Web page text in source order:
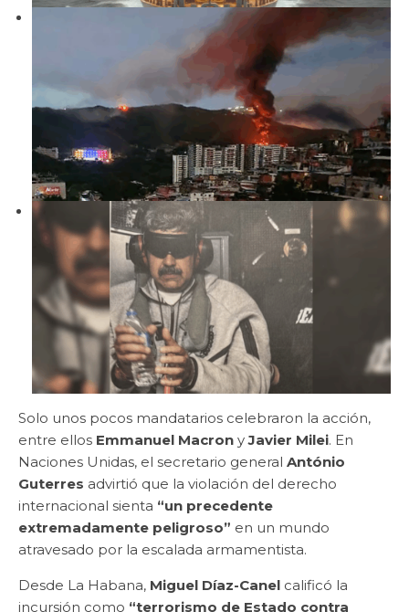
Solo unos pocos mandatarios celebraron la acción,
entre ellos Emmanuel Macron yJavier Milei. En
Naciones Unidas, el secretario general António
Guterres advirtió que la violación del derecho
internacional sienta “un precedente
extremadamente peligroso” en un mundo
atravesado por la escalada armamentista.
Desde La Habana, Miguel Díaz-Canel calificó la
incursión como “terrorismo de Estado contra